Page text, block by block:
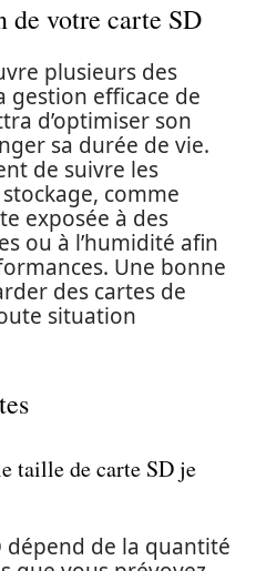
de votre carte SD
plusieurs des
gestion efficace de
d’optimiser son
sa durée de vie.
de suivre les
comme
exposée à des
ou à l’humidité afin
Une bonne
des cartes de
situation
taille de carte SD je
dépend de la quantité